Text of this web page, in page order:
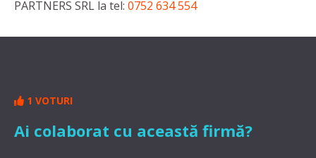
PARTNERS SRL la tel: 0752 634 554
1 VOTURI
Ai colaborat cu această firmă?